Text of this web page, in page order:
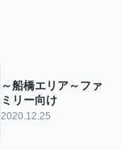
～船橋エリア～ファ
ミリー向け
2020.12.25